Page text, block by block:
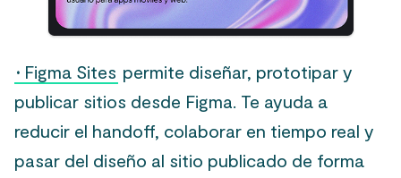
· Figma Sites permite diseñar, prototipar y
publicar sitios desde Figma. Te ayuda a
reducir el handoff, colaborar en tiempo real y
pasar del diseño al sitio publicado de forma